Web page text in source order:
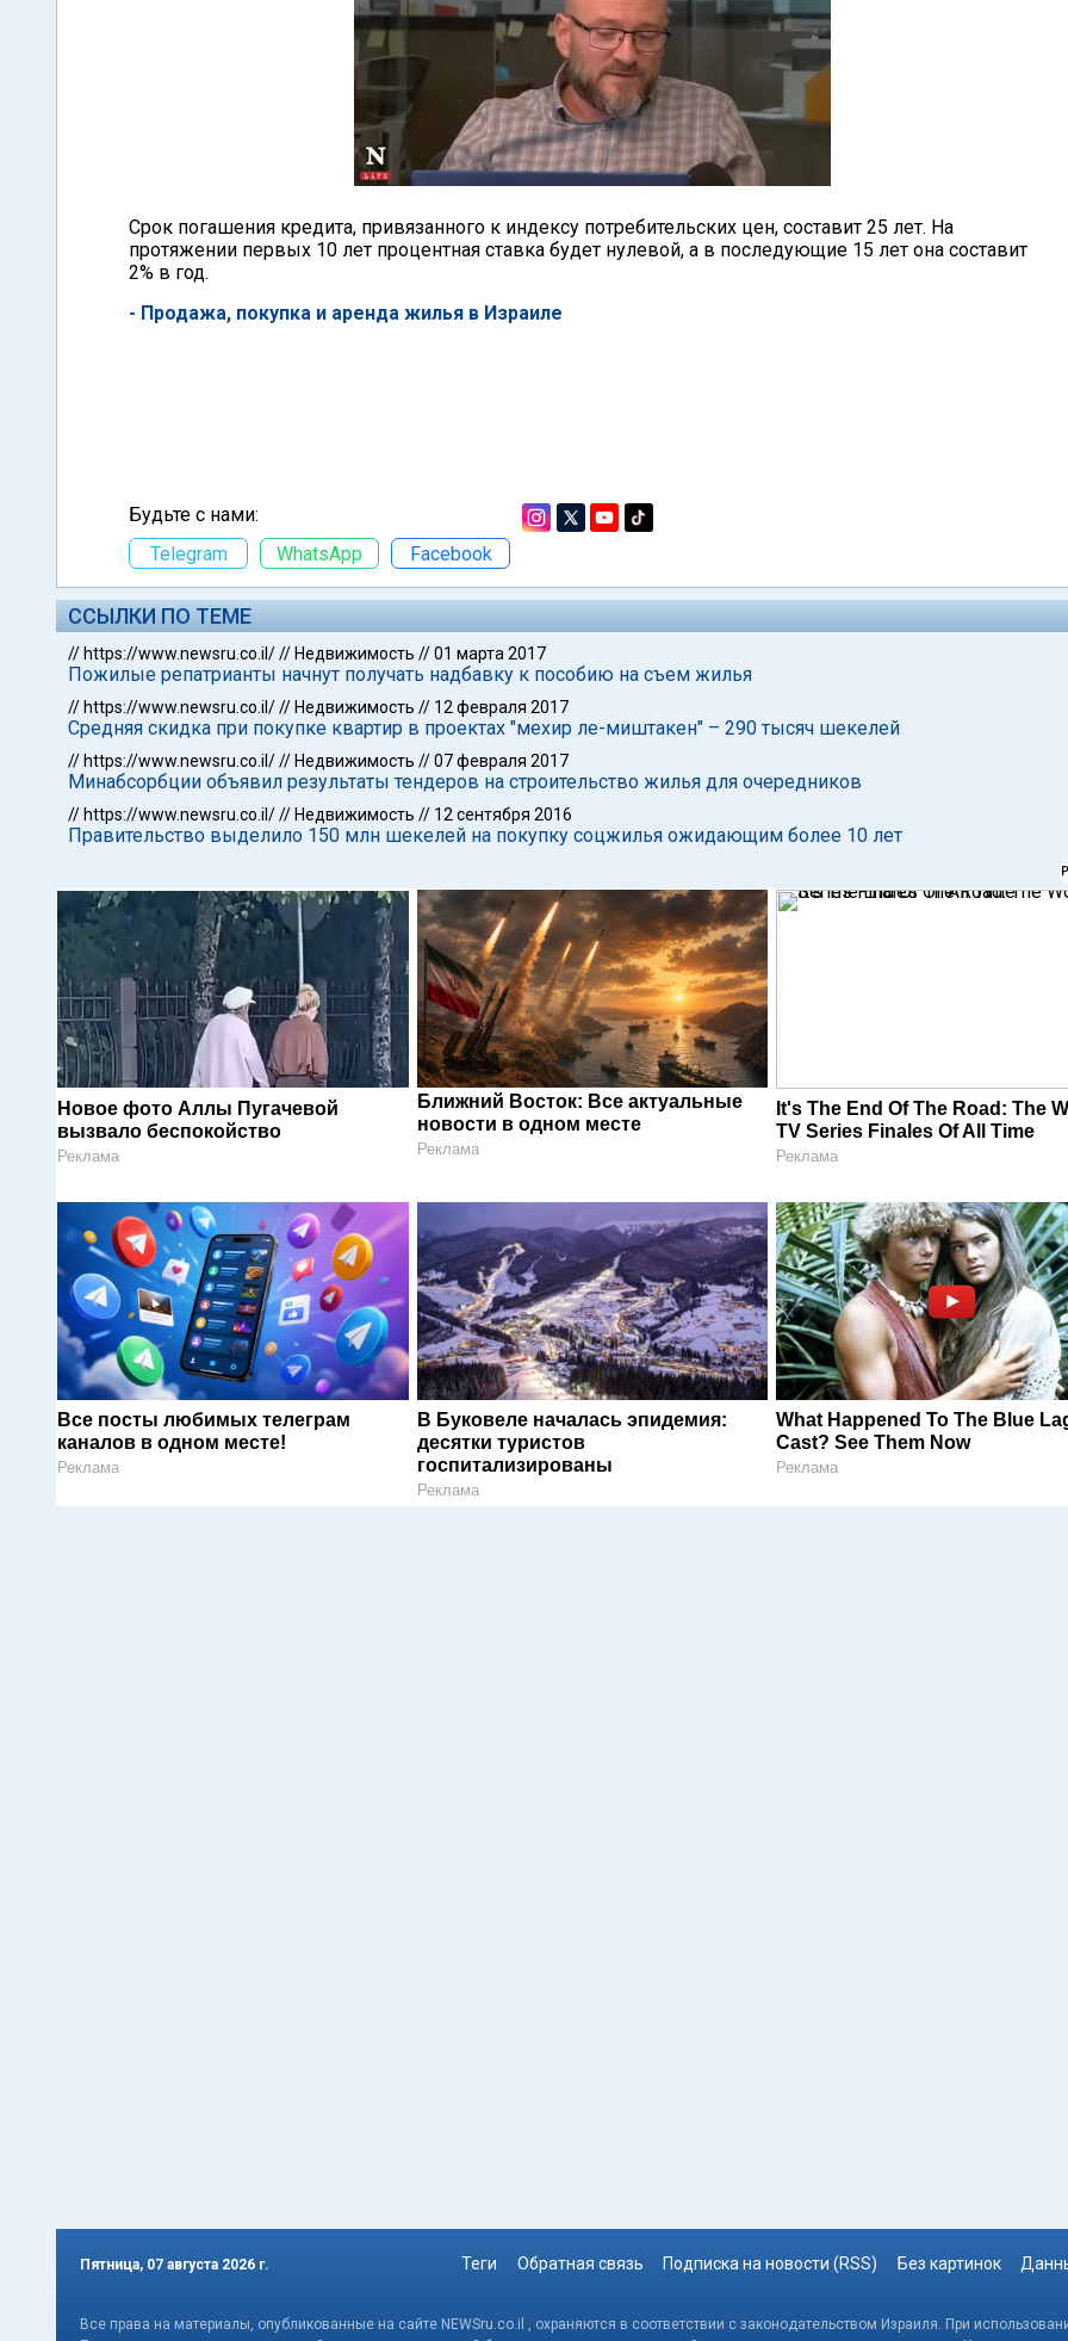
Срок погашения кредита, привязанного к индексу потребительских цен, составит 25 лет. На
протяжении первых 10 лет процентная ставка будет нулевой, а в последующие 15 лет она составит
2% в год.
- Продажа, покупка и аренда жилья в Израиле
Будьте с нами:
Telegram
WhatsApp Facebook
ССЫЛКИ ПО ТЕМЕ
// https://www.newsru.co.il/// Недвижимость //01 марта 2017
Пожилые репатрианты начнут получать надбавку к пособию на съем жилья
// https://www.newsru.co.il/// Недвижимость // 12 февраля 2017
Средняя скидка при покупке квартир в проектах "мехир ле-миштакен" – 290 тысяч шекелей
// https://www.newsru.co.il/// Недвижимость //07 февраля 2017
Минабсорбции объявил результаты тендеров на строительство жилья для очередников
// https://www.newsru.co.il/// Недвижимость // 12 сентября 2016
Правительство выделило 150 млн шекелей на покупку соцжилья ожидающим более 10 лет
Новое фото Аллы Пугачевой
вызвало беспокойство
Реклама
Ближний Восток: Все актуальные
новости в одном месте
Реклама
It's The End Of The Road: The
TV Series Finales Of All Time
Реклама
Все посты любимых телеграм
каналов в одном месте!
Реклама
В Буковеле началась эпидемия:
десятки туристов
госпитализированы
Реклама
What Happened To The Blue
Cast? See Them Now
Реклама
Пятница, 07 августа 2026 г. Теги Обратная связь Подписка на новости (RSS) Без картинок
Все права на материалы, опубликованные на сайте NEWSru.co.il , охраняются в соответствии с законодательством Израиля. При